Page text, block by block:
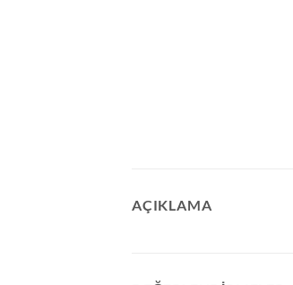
AÇIKLAMA